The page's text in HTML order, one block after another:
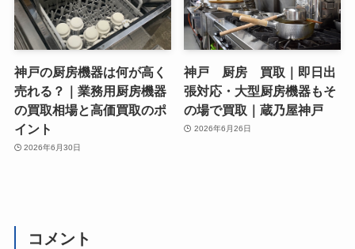
神戸の厨房機器は何が高く
売れる？｜業務用厨房機器
の買取相場と高価買取のポ
イント
2026年6月30日
神戸 厨房 買取｜即日出
張対応・大型厨房機器もそ
の場で買取｜蔵乃屋神戸
2026年6月26日
コメント